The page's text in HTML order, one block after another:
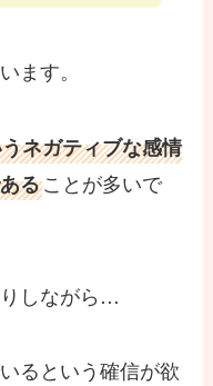
ます。
ネガティブな感情
ることが多いで
しながら…
るという確信が欲